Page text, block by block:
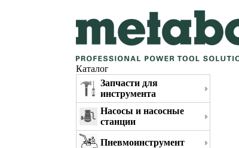
Каталог
Запчасти для
инструмента
Насосы и насосные
станции
Пневмоинструмент